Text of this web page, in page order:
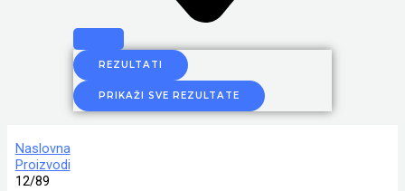
REZULTATI
PRIKAŽI SVE REZULTATE
Naslovna
Proizvodi
12/89